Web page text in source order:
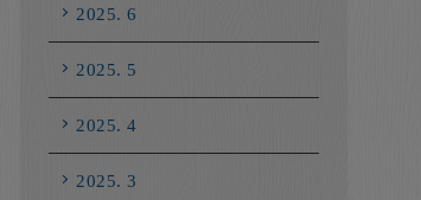
2025. 6
2025. 5
2025. 4
2025. 3